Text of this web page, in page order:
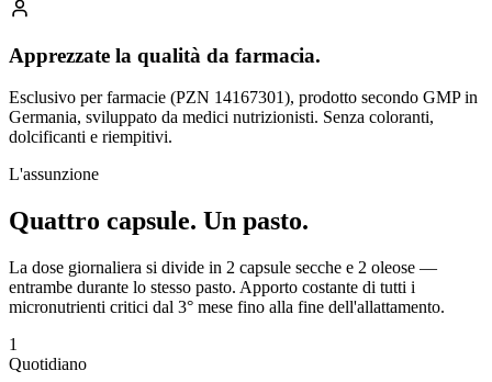
Apprezzate la qualità da farmacia.
Esclusivo per farmacie (PZN 14167301), prodotto secondo GMP in
Germania, sviluppato da medici nutrizionisti. Senza coloranti,
dolcificanti e riempitivi.
L'assunzione
Quattro capsule. Un pasto.
La dose giornaliera si divide in 2 capsule secche e 2 oleose —
entrambe durante lo stesso pasto. Apporto costante di tutti i
micronutrienti critici dal 3° mese fino alla fine dell'allattamento.
1
Quotidiano